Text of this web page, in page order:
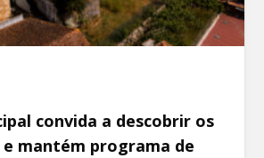
convida a descobrir os
e mantém programa de